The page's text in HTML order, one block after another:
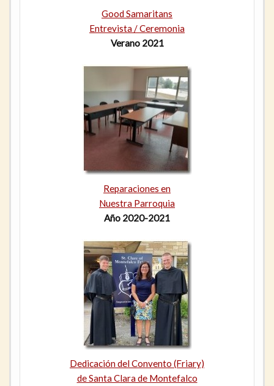
Good Samaritans
Entrevista / Ceremonia
Verano 2021
Reparaciones en
Nuestra Parroquia
Año 2020-2021
Dedicación del Convento (Friary)
de Santa Clara de Montefalco